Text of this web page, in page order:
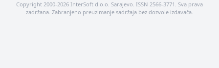
Copyright 2000-2026 InterSoft d.o.o. Sarajevo. ISSN 2566-3771. Sva prava
zadržana. Zabranjeno preuzimanje sadržaja bez dozvole izdavača.